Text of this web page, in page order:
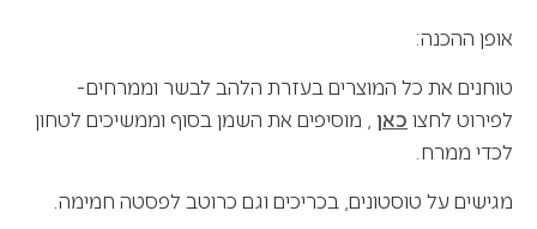
אופן ההכנה:
טוחנים את כל המוצרים בעזרת הלהב לבשר וממרחים-
לפירוט לחצו כאן , מוסיפים את השמן בסוף וממשיכים לטחון
לכדי ממרח.
מגישים על טוסטונים, בכריכים וגם כרוטב לפסטה חמימה.